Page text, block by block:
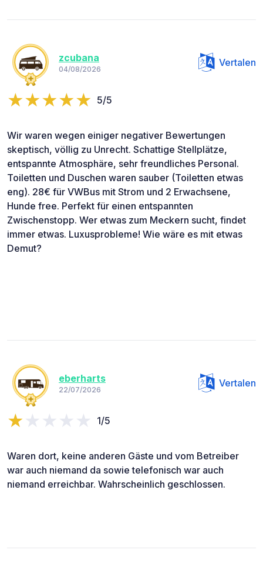
zcubana
04/08/2026
Vertalen
5/5
Wir waren wegen einiger negativer Bewertungen
skeptisch, völlig zu Unrecht. Schattige Stellplätze,
entspannte Atmosphäre, sehr freundliches Personal.
Toiletten und Duschen waren sauber (Toiletten etwas
eng). 28€ für VWBus mit Strom und 2 Erwachsene,
Hunde free. Perfekt für einen entspannten
Zwischenstopp. Wer etwas zum Meckern sucht, findet
immer etwas. Luxusprobleme! Wie wäre es mit etwas
Demut?
eberharts
22/07/2026
Vertalen
1/5
Waren dort, keine anderen Gäste und vom Betreiber
war auch niemand da sowie telefonisch war auch
niemand erreichbar. Wahrscheinlich geschlossen.